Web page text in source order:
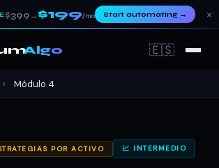
$399 → $199/mo Start automating→ ×
Algo 🇪🇸
› Módulo 4
POR ACTIVO 📈 INTERMEDIO